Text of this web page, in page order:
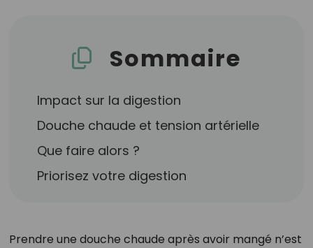
Sommaire
Impact sur la digestion
Douche chaude et tension artérielle
Que faire alors ?
Priorisez votre digestion
Prendre une douche chaude après avoir mangé n’est